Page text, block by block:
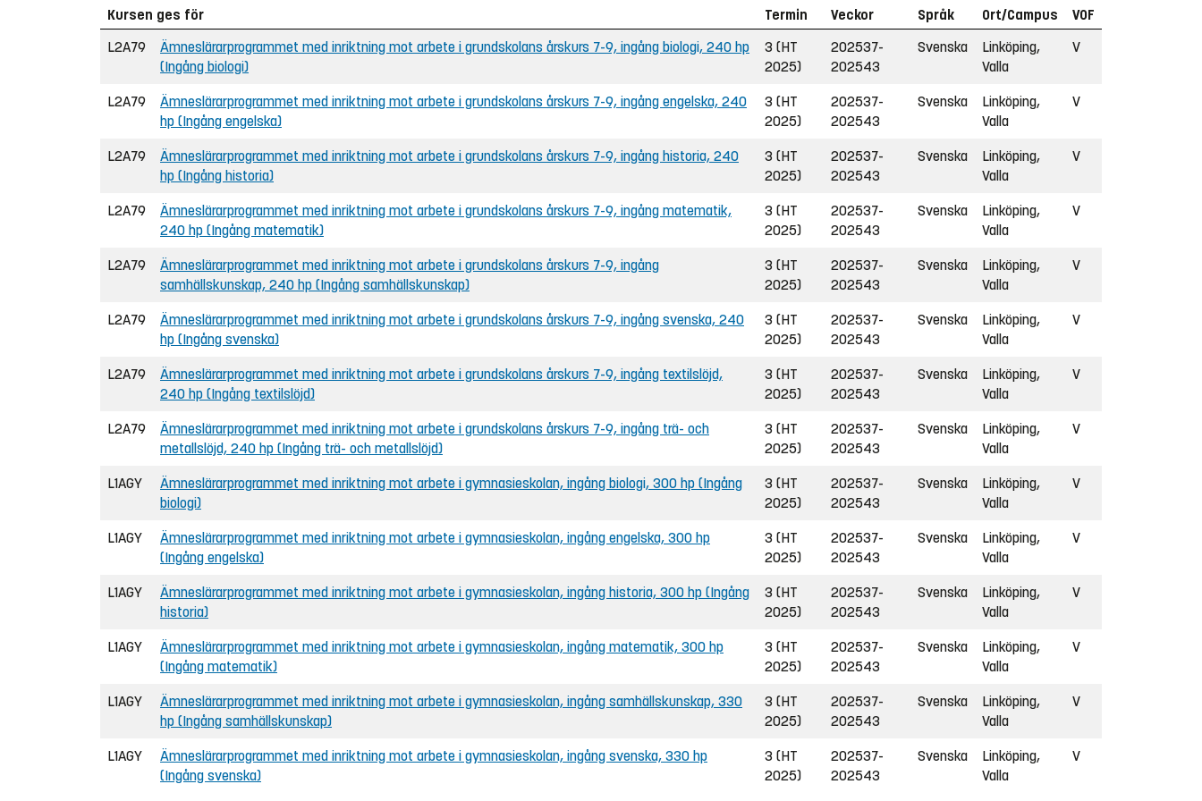
Kursen ges för Termin Veckor Språk Ort/Campus
VOF
L2A79
Ämneslärarprogrammet med inriktning mot arbete i grundskolans årskurs 7-9, ingång biologi, 240 hp
(Ingång biologi)
3 (HT
2025)
202537-
202543
Svenska
Linköping,
Valla
V
L2A79
Ämneslärarprogrammet med inriktning mot arbete i grundskolans årskurs 7-9, ingång engelska, 240
hp (Ingång engelska)
3 (HT
2025)
202537-
202543
Svenska
Linköping,
Valla
V
L2A79
Ämneslärarprogrammet med inriktning mot arbete i grundskolans årskurs 7-9, ingång historia, 240
hp (Ingång historia)
3 (HT
2025)
202537-
202543
Svenska
Linköping,
Valla
V
L2A79
Ämneslärarprogrammet med inriktning mot arbete i grundskolans årskurs 7-9, ingång matematik,
240 hp (Ingång matematik)
3 (HT
2025)
202537-
202543
Svenska
Linköping,
Valla
V
L2A79
Ämneslärarprogrammet med inriktning mot arbete i grundskolans årskurs 7-9, ingång
samhällskunskap, 240 hp (Ingång samhällskunskap)
3 (HT
2025)
202537-
202543
Svenska
Linköping,
Valla
V
L2A79
Ämneslärarprogrammet med inriktning mot arbete i grundskolans årskurs 7-9, ingång svenska, 240
hp (Ingång svenska)
3 (HT
2025)
202537-
202543
Svenska
Linköping,
Valla
V
L2A79
Ämneslärarprogrammet med inriktning mot arbete i grundskolans årskurs 7-9, ingång textilslöjd,
240 hp (Ingång textilslöjd)
3 (HT
2025)
202537-
202543
Svenska
Linköping,
Valla
V
L2A79
Ämneslärarprogrammet med inriktning mot arbete i grundskolans årskurs 7-9, ingång trä- och
metallslöjd, 240 hp (Ingång trä- och metallslöjd)
3 (HT
2025)
202537-
202543
Svenska
Linköping,
Valla
V
L1AGY
Ämneslärarprogrammet med inriktning mot arbete i gymnasieskolan, ingång biologi, 300 hp (Ingång
biologi)
3 (HT
2025)
202537-
202543
Svenska
Linköping,
Valla
V
L1AGY
Ämneslärarprogrammet med inriktning mot arbete i gymnasieskolan, ingång engelska, 300 hp
(Ingång engelska)
3 (HT
2025)
202537-
202543
Svenska
Linköping,
Valla
V
L1AGY
Ämneslärarprogrammet med inriktning mot arbete i gymnasieskolan, ingång historia, 300 hp (Ingång
historia)
3 (HT
2025)
202537-
202543
Svenska
Linköping,
Valla
V
L1AGY
Ämneslärarprogrammet med inriktning mot arbete i gymnasieskolan, ingång matematik, 300 hp
(Ingång matematik)
3 (HT
2025)
202537-
202543
Svenska
Linköping,
Valla
V
L1AGY
Ämneslärarprogrammet med inriktning mot arbete i gymnasieskolan, ingång samhällskunskap, 330
hp (Ingång samhällskunskap)
3 (HT
2025)
202537-
202543
Svenska
Linköping,
Valla
V
L1AGY
Ämneslärarprogrammet med inriktning mot arbete i gymnasieskolan, ingång svenska, 330 hp
(Ingång svenska)
3 (HT
2025)
202537-
202543
Svenska
Linköping,
Valla
V